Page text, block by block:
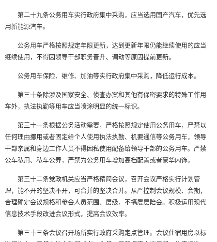
第二十九条公务用车实行政府集中采购，应当选用国产汽车，优先选
用新能源汽车。
公务用车严格按照规定年限更新，达到更新年限仍能继续使用的应当
继续使用，不得因领导干部职务晋升、调动等原因提前更新。
公务用车保险、维修、加油等实行政府集中采购，降低运行成本。
第三十条除涉及国家安全、侦查办案和其他有保密要求的特殊工作用
车外，执法执勤等用车应当喷涂明显的统一标识。
第三十一条根据公务活动需要，严格按照规定使用公务用车，严禁以
任何理由挪用或者固定给个人使用执法执勤、机要通信等公务用车，领导
干部亲属和身边工作人员不得因私使用配备给领导干部的公务用车。严禁
公车私用、私车公养，严禁为公务用车增加高档配置或者豪华内饰。
第三十二条党政机关应当严格精简会议，召开会议严格实行计划管
理，能不开的坚决不开，可合并的坚决合并。从严控制会议规模、会期，
合理确定会议规格和参会人员范围、层级，不搞层层陪会。积极运用现代
信息技术手段改进会议形式，提高会议效率。
第三十三条会议召开场所实行政府采购定点管理。会议住宿用房以标